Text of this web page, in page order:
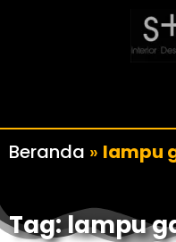
Beranda » lampu
Tag: lampu